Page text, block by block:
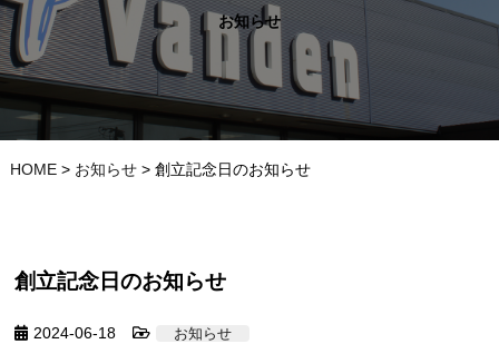
お知らせ
HOME> お知らせ> 創立記念日のお知らせ
創立記念日のお知らせ
2024-06-18 お知らせ